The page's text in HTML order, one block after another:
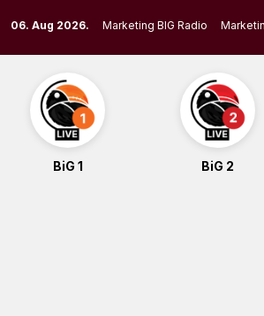
to
content
06. Aug 2026. Marketing BIG Radio
BiG 1 BiG 2